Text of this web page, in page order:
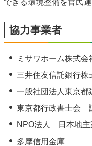
できる環境整備を官民
協力事業者
ミサワホーム株式会
三井住友信託銀行株
一般社団法人東京
東京都行政書士会
NPO法人 日本地主
多摩信用金庫